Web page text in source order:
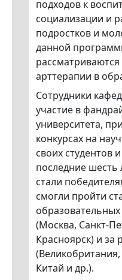
подходов к
социализации и
подростков и
данной
арттерапии в
Сотрудники
участие в
университета,
конкурсах на
своих студентов
последние шесть
стали
смогли пройти
(Москва, Санкт-
Красноярск) и за
Китай и др.).